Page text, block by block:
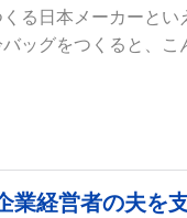
くる日本メーカーとい
バッグをつくると、こ
経営者の夫を